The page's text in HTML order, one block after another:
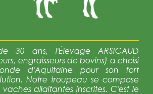
30 ans, l'Élevage ARSICAUD
engraisseurs de bovins) a choisi
d'Aquitaine pour son fort
Notre troupeau se compose
allaitantes inscrites. C'est le